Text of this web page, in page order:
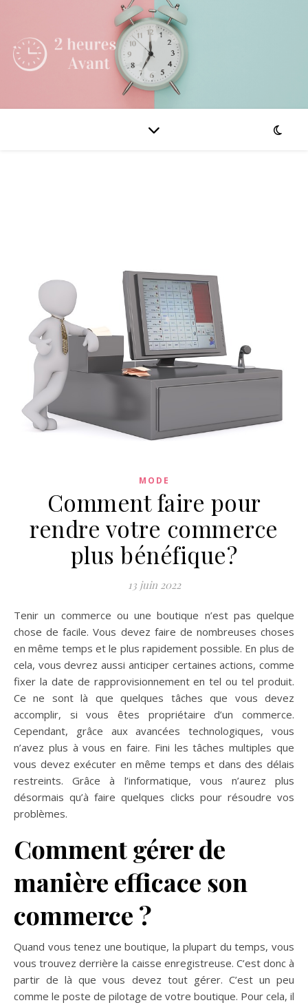
MODE
Comment faire pour
rendre votre commerce
plus bénéfique?
13 juin 2022
Tenir un commerce ou une boutique n’est pas quelque
chose de facile. Vous devez faire de nombreuses choses
en même temps et le plus rapidement possible. En plus de
cela, vous devrez aussi anticiper certaines actions, comme
fixer la date de rapprovisionnement en tel ou tel produit.
Ce ne sont là que quelques tâches que vous devez
accomplir, si vous êtes propriétaire d’un commerce.
Cependant, grâce aux avancées technologiques, vous
n’avez plus à vous en faire. Fini les tâches multiples que
vous devez exécuter en même temps et dans des délais
restreints. Grâce à l’informatique, vous n’aurez plus
désormais qu’à faire quelques clicks pour résoudre vos
problèmes.
Comment gérer de
manière efficace son
commerce ?
Quand vous tenez une boutique, la plupart du temps, vous
vous trouvez derrière la caisse enregistreuse. C’est donc à
partir de là que vous devez tout gérer. C’est un peu
comme le poste de pilotage de votre boutique. Pour cela, il